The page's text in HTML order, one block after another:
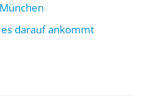
darauf ankommt